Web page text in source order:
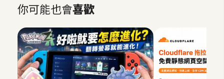
你可能也會喜歡